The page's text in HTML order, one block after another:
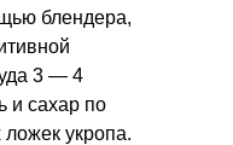
блендера,
3 — 4
и сахар по
ложек укропа.